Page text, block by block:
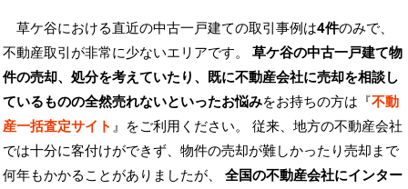
草ケ谷における直近の中古一戸建ての取引事例は4件のみで、
不動産取引が非常に少ないエリアです。 草ケ谷の中古一戸建て物
件の売却、処分を考えていたり、既に不動産会社に売却を相談し
ているものの全然売れないといったお悩みをお持ちの方は『不動
産一括査定サイト 』をご利用ください。 従来、地方の不動産会社
では十分に客付けができず、物件の売却が難しかったり売却まで
何年もかかることがありましたが、 全国の不動産会社にインター